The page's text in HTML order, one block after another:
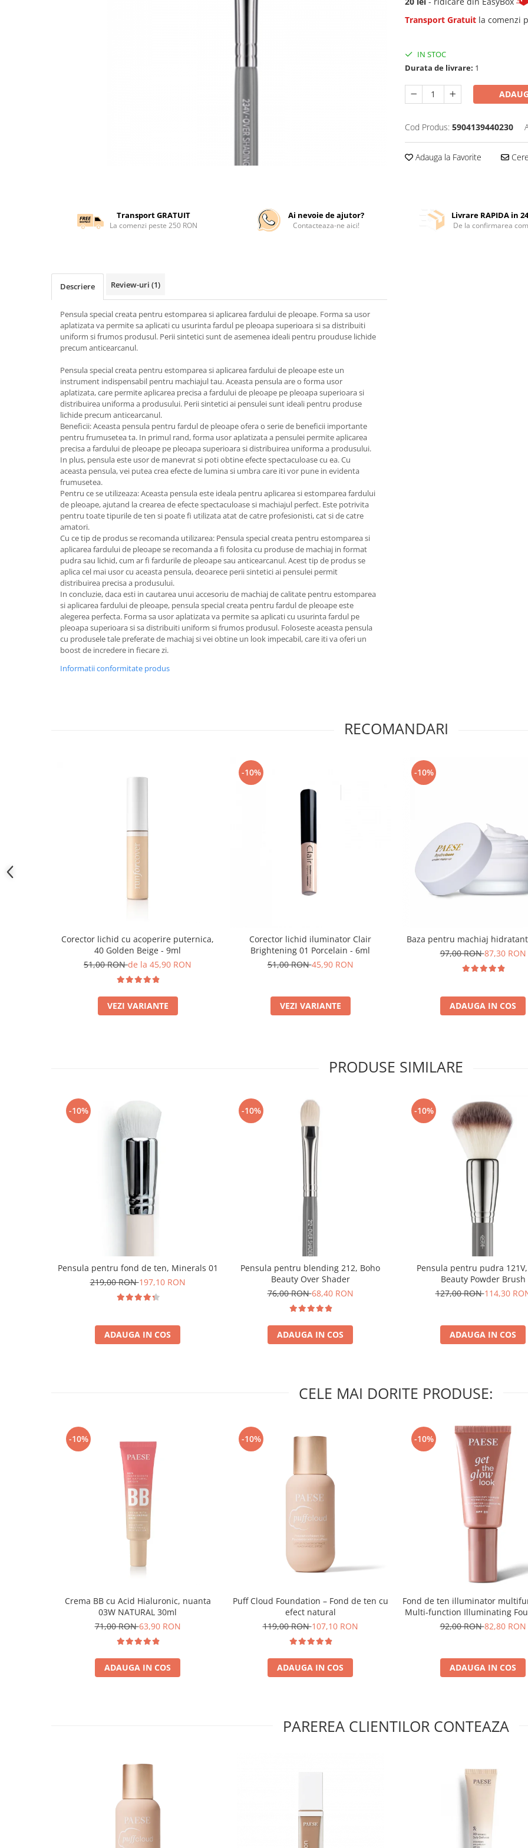
Transport Gratuit la comenzi
IN STOC
Durata de livrare: 1
Cod Produs: 5904139440230
Adauga la Favorite
Transport GRATUIT
La comenzi peste 250 RON
Ai nevoie de ajutor?
Contacteaza-ne aici!
Livrare RAPIDA in
De la confirmarea
Descriere Review-uri (1)
Pensula special creata pentru estomparea si aplicarea fardului de pleoape. Forma sa usor
aplatizata va permite sa aplicati cu usurinta fardul pe pleoapa superioara si sa distribuiti
uniform si frumos produsul. Perii sintetici sunt de asemenea ideali pentru prouduse lichide
precum anticearcanul.
Pensula special creata pentru estomparea si aplicarea fardului de pleoape este un
instrument indispensabil pentru machiajul tau. Aceasta pensula are o forma usor
aplatizata, care permite aplicarea precisa a fardului de pleoape pe pleoapa superioara si
distribuirea uniforma a produsului. Perii sintetici ai pensulei sunt ideali pentru produse
lichide precum anticearcanul.
Beneficii: Aceasta pensula pentru fardul de pleoape ofera o serie de beneficii importante
pentru frumusetea ta. In primul rand, forma usor aplatizata a pensulei permite aplicarea
precisa a fardului de pleoape pe pleoapa superioara si distribuirea uniforma a produsului.
In plus, pensula este usor de manevrat si poti obtine efecte spectaculoase cu ea. Cu
aceasta pensula, vei putea crea efecte de lumina si umbra care iti vor pune in evidenta
frumusetea.
Pentru ce se utilizeaza: Aceasta pensula este ideala pentru aplicarea si estomparea fardului
de pleoape, ajutand la crearea de efecte spectaculoase si machiajul perfect. Este potrivita
pentru toate tipurile de ten si poate fi utilizata atat de catre profesionisti, cat si de catre
amatori.
Cu ce tip de produs se recomanda utilizarea: Pensula special creata pentru estomparea si
aplicarea fardului de pleoape se recomanda a fi folosita cu produse de machiaj in format
pudra sau lichid, cum ar fi fardurile de pleoape sau anticearcanul. Acest tip de produs se
aplica cel mai usor cu aceasta pensula, deoarece perii sintetici ai pensulei permit
distribuirea precisa a produsului.
In concluzie, daca esti in cautarea unui accesoriu de machiaj de calitate pentru estomparea
si aplicarea fardului de pleoape, pensula special creata pentru fardul de pleoape este
alegerea perfecta. Forma sa usor aplatizata va permite sa aplicati cu usurinta fardul pe
pleoapa superioara si sa distribuiti uniform si frumos produsul. Foloseste aceasta pensula
cu produsele tale preferate de machiaj si vei obtine un look impecabil, care iti va oferi un
boost de incredere in fiecare zi.
Informatii conformitate produs
RECOMANDARI
Corector lichid cu acoperire puternica,
40 Golden Beige - 9ml
51,00 RONde la 45,90 RON
VEZI VARIANTE
-10%
Corector lichid iluminator Clair
Brightening 01 Porcelain - 6ml
51,00 RON45,90 RON
VEZI VARIANTE
-10%
Baza pentru machiaj
97,00 RON87,30 RON
ADAUGA IN COS
PRODUSE SIMILARE
-10%
Pensula pentru fond de ten, Minerals 01
219,00 RON197,10 RON
ADAUGA IN COS
-10%
Pensula pentru blending 212, Boho
Beauty Over Shader
76,00 RON68,40 RON
ADAUGA IN COS
-10%
Pensula pentru pudra
Beauty Powder Brush
127,00 RON114,30
ADAUGA IN COS
CELE MAI DORITE PRODUSE:
-10%
Crema BB cu Acid Hialuronic, nuanta
03W NATURAL 30ml
71,00 RON63,90 RON
ADAUGA IN COS
-10%
Puff Cloud Foundation – Fond de ten cu
efect natural
119,00 RON107,10 RON
ADAUGA IN COS
-10%
Fond de ten illuminator
Multi-function Illuminating
nuanta 1N LIGHT BEIGE–
92,00 RON82,80 RON
ADAUGA IN COS
PAREREA CLIENTILOR CONTEAZA